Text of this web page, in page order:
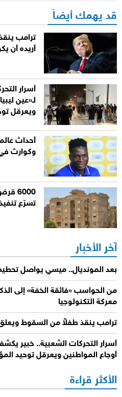
قد يهمك أيضاً
ترامب
أريده أن
أسرار
لـ«عين
ويعرقل
أحداث
وكوارث
تسرّع
آخر الأخبار
بعد المونديال.. ميسي يواصل
من الحواسب «فائقة الخفة» إلى
معركة التكنولوجيا
ترامب ينقذ طفلاً من السقوط
أسرار التحركات الشعبية.. خبير
أوجاع المواطنين ويعرقل توحيد
الأكثر قراءة